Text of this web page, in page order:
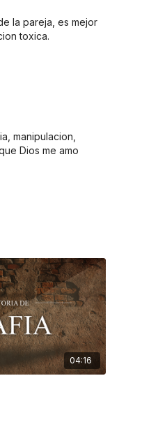
la pareja, es mejor
toxica.
manipulacion,
Dios me amo
04:16